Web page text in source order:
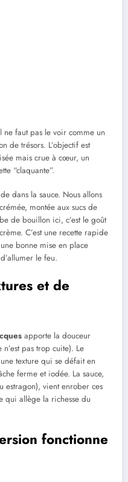
ne faut pas le voir comme un
de trésors. L’objectif est
mais crue à cœur, un
“claquante”.
dans la sauce. Nous allons
montée aux sucs de
de bouillon ici, c’est le goût
C’est une recette rapide
bonne mise en place
le feu.
et de
apporte la douceur
pas trop cuite). Le
texture qui se défait en
ferme et iodée. La sauce,
estragon), vient enrober ces
qui allège la richesse du
fonctionne